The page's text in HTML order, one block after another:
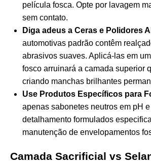
película fosca. Opte por lavagem
sem contato.
Diga adeus a Ceras e Polidores
automotivas padrão contêm
abrasivos suaves. Aplicá-las em
fosco arruinará a camada superior
criando manchas brilhantes
Use Produtos Específicos para
apenas sabonetes neutros em pH
detalhamento formulados
manutenção de envelopamentos
Camada Sacrificial vs